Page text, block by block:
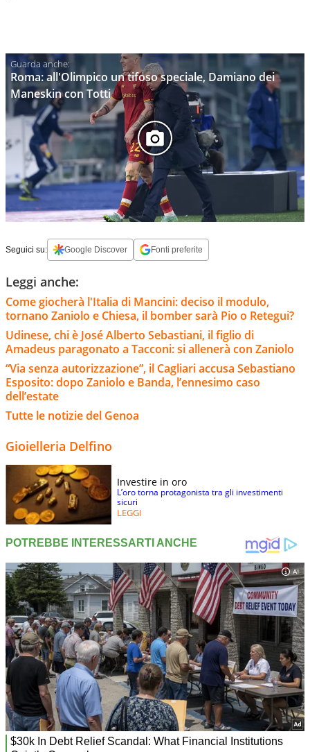
Roma: all'Olimpico un tifoso speciale, Damiano dei
Maneskin con Totti
Seguici su: Google Discover Fonti preferite
Leggi anche:
Come giocherà l'Italia di Mancini: deciso il modulo,
tornano Zaniolo e Chiesa, il bomber sarà Pio o Retegui?
Udinese, chi è José Alberto Sebastiani, il figlio di
Amadeus paragonato a Tacconi: si allenerà con Zaniolo
“Via senza autorizzazione”, il Cagliari accusa Sebastiano
Esposito: dopo Zaniolo e Banda, l’ennesimo caso
dell’estate
Tutte le notizie del Genoa
Gioielleria Delfino
Investire in oro
L’oro torna protagonista tra gli investimenti
sicuri
LEGGI